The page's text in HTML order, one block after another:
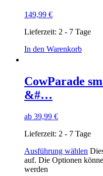
149,99 €
Lieferzeit: 2 - 7 Tage
In den Warenkorb
CowParade
&#…
ab 39,99 €
Lieferzeit: 2 - 7 Tage
Ausführung wählen
auf. Die Optionen
werden